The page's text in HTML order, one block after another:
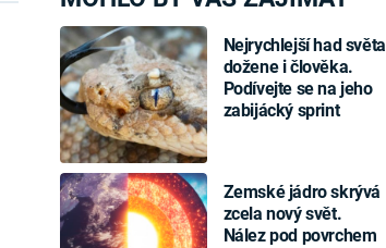
Nejrychlejší had světa
dožene i člověka.
Podívejte se na jeho
zabijácký sprint
Zemské jádro skrývá
zcela nový svět.
Nález pod povrchem